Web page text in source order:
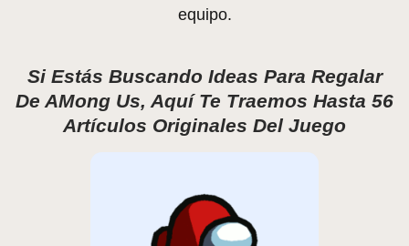
equipo.
Si Estás Buscando Ideas Para Regalar
De AMong Us, Aquí Te Traemos Hasta 56
Artículos Originales Del Juego